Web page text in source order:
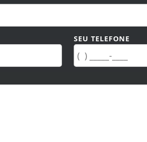
SEU TELEFONE